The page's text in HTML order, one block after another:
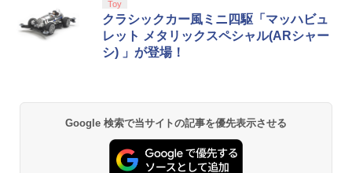
Toy
クラシックカー風ミニ四駆「マッハビュ
レット メタリックスペシャル(ARシャー
シ) 」が登場！
Google 検索で当サイトの記事を優先表示させる